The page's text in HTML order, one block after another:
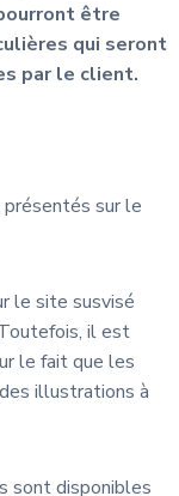
être
qui seront
par le client.
sur le
le site susvisé
il est
le fait que les
illustrations à
sont disponibles